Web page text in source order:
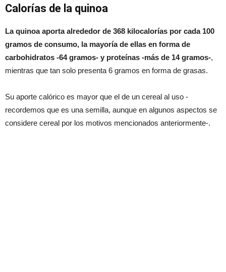
Calorías de la quinoa
La quinoa aporta alrededor de 368 kilocalorías por cada 100
gramos de consumo, la mayoría de ellas en forma de
carbohidratos -64 gramos- y proteínas -más de 14 gramos-,
mientras que tan solo presenta 6 gramos en forma de grasas.
Su aporte calórico es mayor que el de un cereal al uso -
recordemos que es una semilla, aunque en algunos aspectos se
considere cereal por los motivos mencionados anteriormente-.